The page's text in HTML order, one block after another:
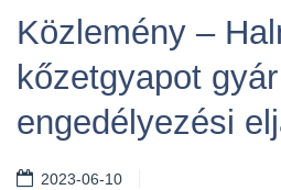
Közlemény –
kőzetgyapot gyár
engedélyezési
2023-06-10